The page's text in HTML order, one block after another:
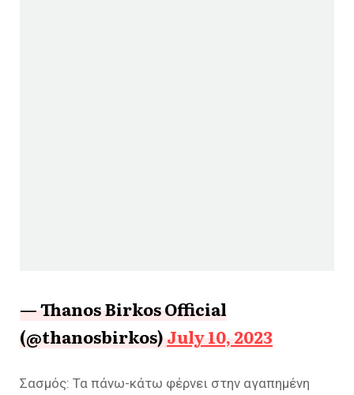
— Thanos Birkos Official
(@thanosbirkos)July 10, 2023
Σασμός: Τα πάνω-κάτω φέρνει στην αγαπημένη